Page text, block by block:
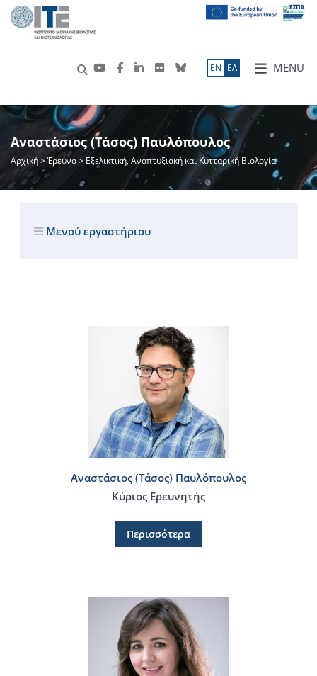
MENU
ΕN ΕΛ
Αναστάσιος (Τάσος) Παυλόπουλος
Αρχική>Έρευνα> Εξελικτική, Αναπτυξιακή και Κυτταρική Βιολογία
Μενού εργαστήριου
Αναστάσιος (Τάσος) Παυλόπουλος
Κύριος Ερευνητής
Περισσότερα